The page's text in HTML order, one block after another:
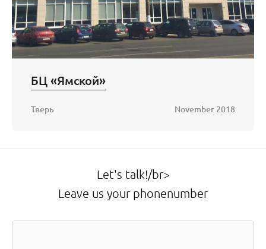
БЦ «Ямской»
Тверь November 2018
Let's talk!/br>
Leave us your phonenumber